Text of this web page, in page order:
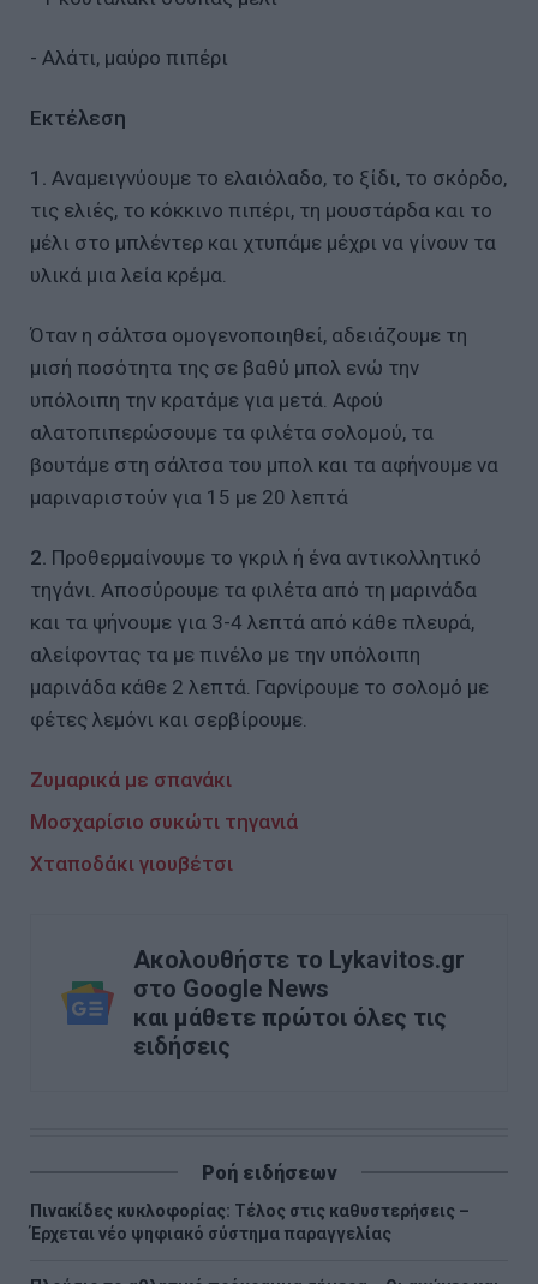
- Αλάτι, μαύρο πιπέρι
Εκτέλεση
1. Αναμειγνύουμε το ελαιόλαδο, το ξίδι, το σκόρδο,
τις ελιές, το κόκκινο πιπέρι, τη μουστάρδα και το
μέλι στο μπλέντερ και χτυπάμε μέχρι να γίνουν τα
υλικά μια λεία κρέμα.
Όταν η σάλτσα ομογενοποιηθεί, αδειάζουμε τη
μισή ποσότητα της σε βαθύ μπολ ενώ την
υπόλοιπη την κρατάμε για μετά. Αφού
αλατοπιπερώσουμε τα φιλέτα σολομού, τα
βουτάμε στη σάλτσα του μπολ και τα αφήνουμε να
μαριναριστούν για 15 με 20 λεπτά
2. Προθερμαίνουμε το γκριλ ή ένα αντικολλητικό
τηγάνι. Αποσύρουμε τα φιλέτα από τη μαρινάδα
και τα ψήνουμε για 3-4 λεπτά από κάθε πλευρά,
αλείφοντας τα με πινέλο με την υπόλοιπη
μαρινάδα κάθε 2 λεπτά. Γαρνίρουμε το σολομό με
φέτες λεμόνι και σερβίρουμε.
Ζυμαρικά με σπανάκι
Μοσχαρίσιο συκώτι τηγανιά
Χταποδάκι γιουβέτσι
Ακολουθήστε το Lykavitos.gr
στο Google News
και μάθετε πρώτοι όλες τις
ειδήσεις
Ροή ειδήσεων
Πινακίδες κυκλοφορίας: Τέλος στις καθυστερήσεις –
Έρχεται νέο ψηφιακό σύστημα παραγγελίας